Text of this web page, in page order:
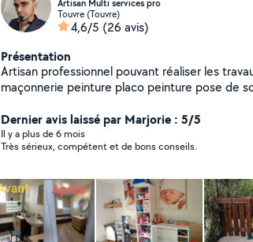
Artisan Multi services pro
Touvre (Touvre)
4,6/5 (26 avis)
Présentation
Artisan professionnel pouvant réaliser les
maçonnerie peinture placo peinture pose de
N'hésitez pas Contactez moi directement MDA
services 16
Dernier avis laissé par Marjorie : 5/5
Il y a plus de 6 mois
Très sérieux, compétent et de bons conseils.